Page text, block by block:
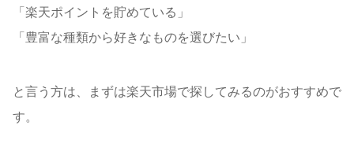
「楽天ポイントを貯めている」
「豊富な種類から好きなものを選びたい」
と言う方は、まずは楽天市場で探してみるのがおすすめで
す。